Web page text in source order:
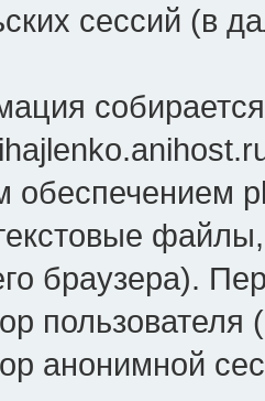
сессий (в
браузера).
анонимной